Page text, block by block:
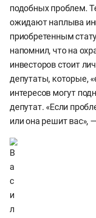
подобных проблем.
ожидают наплыва
приобретенным
напомнил, что на
инвесторов стоит
депутаты, которые,
интересов могут
депутат. «Если
или она решит вас»,